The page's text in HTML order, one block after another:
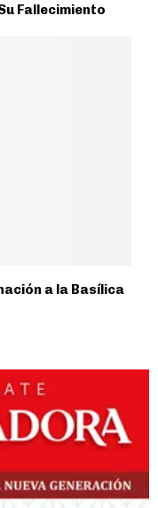
Fallecimiento
a la Basílica